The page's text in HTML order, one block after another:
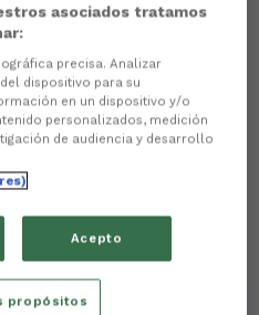
Córdoba CF
asociados tratamos
precisa. Analizar
dispositivo para su
en un dispositivo y/o
personalizados, medición
de audiencia y desarrollo
Acepto
propósitos